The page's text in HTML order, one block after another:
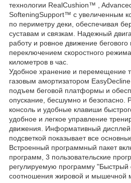
технологии RealCushion™ ,
SofteningSupport™ с увеличенным
по периметру деки, обеспечивая
суставам и связкам. Надежный
работу и ровное движение
переключением скоростного
километров в час.
Удобное хранение и перемещение
газовым амортизатором
подъем беговой платформы и
опускание, бесшумно и безопасно.
консоль и удобные клавиши
удобное и легкое управление
движения. Информативный дисплей
подсветкой показывает все
Встроенный программный пакет
программ, 3 пользовательские
регулируемую программу "Быстрый
соотношения жировой и мышечной